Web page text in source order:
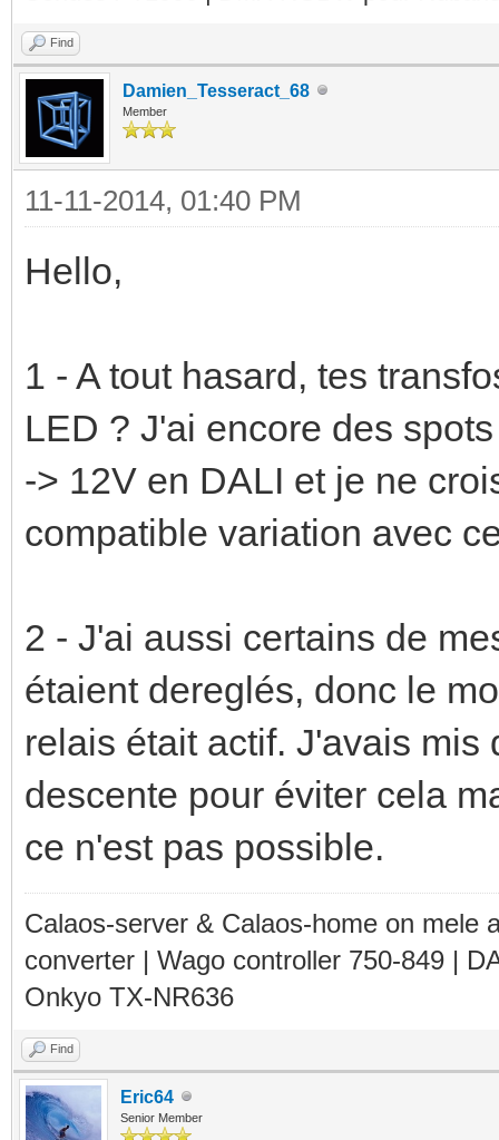
Find
Damien_Tesseract_68
Member
11-11-2014, 01:40 PM
Hello,
1 - A tout hasard, tes
LED ? J'ai encore des
-> 12V en DALI et je ne
compatible variation avec
2 - J'ai aussi certains de
étaient dereglés, donc le
relais était actif. J'avais
descente pour éviter cela
ce n'est pas possible.
Calaos-server & Calaos-home on mele
converter | Wago controller 750-849 |
Onkyo TX-NR636
Find
Eric64
Senior Member